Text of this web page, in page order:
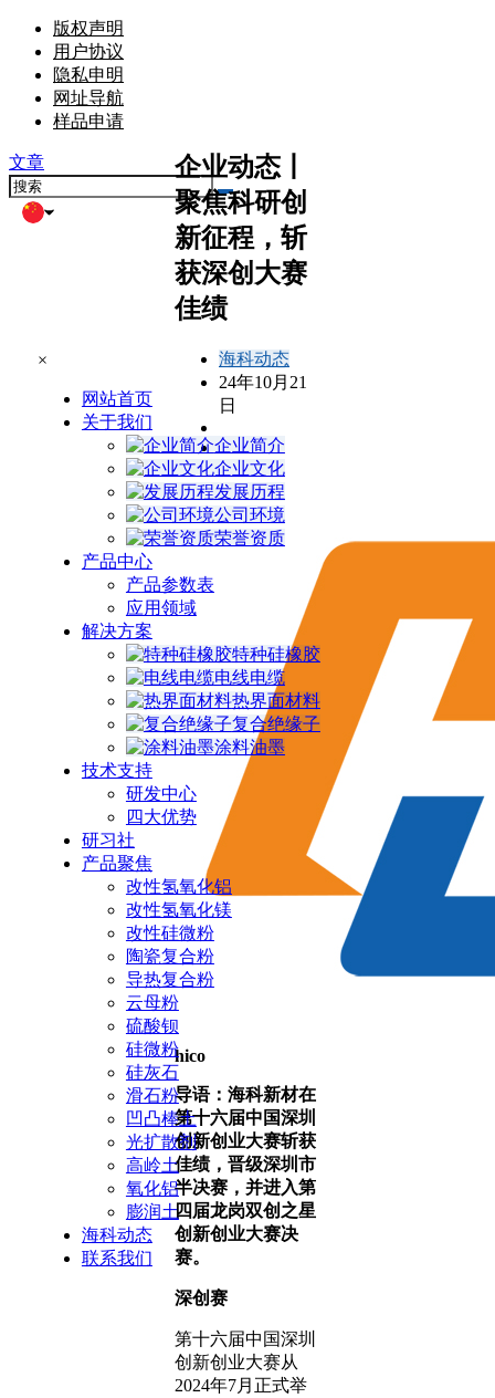
版权声明
用户协议
隐私申明
网址导航
样品申请
文章
×
网站首页
关于我们
企业简介
企业文化
发展历程
公司环境
荣誉资质
产品中心
产品参数表
应用领域
解决方案
特种硅橡胶
电线电缆
热界面材料
复合绝缘子
涂料油墨
技术支持
研发中心
四大优势
研习社
产品聚焦
改性氢氧化铝
改性氢氧化镁
改性硅微粉
陶瓷复合粉
导热复合粉
云母粉
硫酸钡
硅微粉
硅灰石
滑石粉
凹凸棒土
光扩散剂
高岭土
氧化铝
膨润土
海科动态
联系我们
企业动态丨
聚焦科研创
新征程，斩
获深创大赛
佳绩
海科动态
24年10月21
日
hico
导语： 海科新材在
第十六届中国深圳
创新创业大赛斩获
佳绩，晋级深圳市
半决赛，并进入第
四届龙岗双创之星
创新创业大赛决
赛。
深创赛
第十六届中国深圳
创新创业大赛从
2024年7月正式举